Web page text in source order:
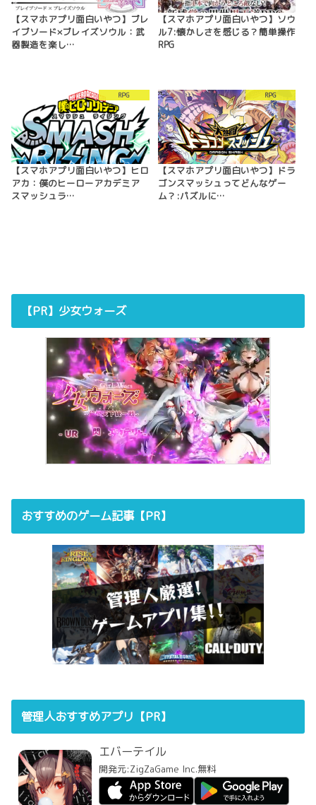
【スマホアプリ面白いやつ】ブレ
イブソード×ブレイズソウル：武
器製造を楽し…
【スマホアプリ面白いやつ】ソウ
ル7:懐かしさを感じる？簡単操作
RPG
RPG
【スマホアプリ面白いやつ】ヒロ
アカ：僕のヒーローアカデミア
スマッシュラ…
RPG
【スマホアプリ面白いやつ】ドラ
ゴンスマッシュってどんなゲー
ム？:パズルに…
【PR】少女ウォーズ
おすすめのゲーム記事【PR】
管理人おすすめアプリ【PR】
エバーテイル
開発元:ZigZaGame Inc.無料